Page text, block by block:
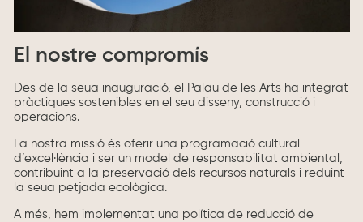
El nostre compromís
Des de la seua inauguració, el Palau de les Arts ha integrat
pràctiques sostenibles en el seu disseny, construcció i
operacions.
La nostra missió és oferir una programació cultural
d’excel·lència i ser un model de responsabilitat ambiental,
contribuint a la preservació dels recursos naturals i reduint
la seua petjada ecològica.
A més, hem implementat una política de reducció de